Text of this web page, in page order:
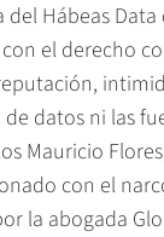
Hábeas
el derecho
datos ni las
Mauricio
con el
la abogada